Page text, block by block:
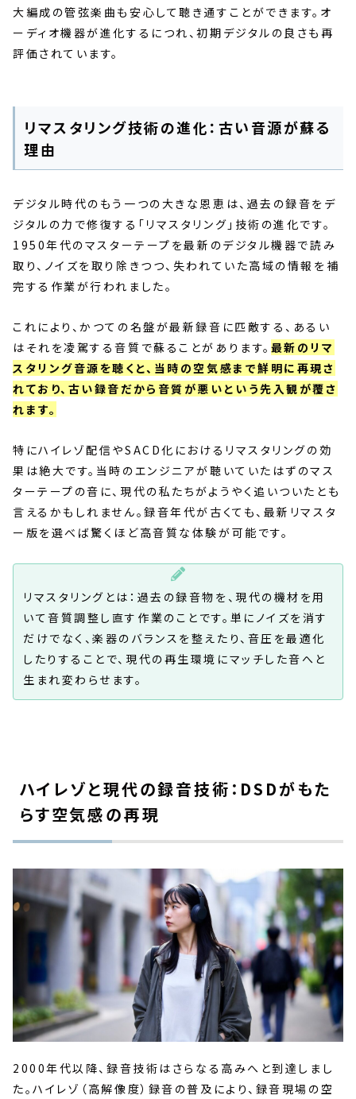
大編成の管弦楽曲も安心して聴き通すことができます。オ
ーディオ機器が進化するにつれ、初期デジタルの良さも再
評価されています。
リマスタリング技術の進化：古い音源が蘇る
理由
デジタル時代のもう一つの大きな恩恵は、過去の録音をデ
ジタルの力で修復する「リマスタリング」技術の進化です。
1950年代のマスターテープを最新のデジタル機器で読み
取り、ノイズを取り除きつつ、失われていた高域の情報を補
完する作業が行われました。
これにより、かつての名盤が最新録音に匹敵する、あるい
はそれを凌駕する音質で蘇ることがあります。 最新のリマ
スタリング音源を聴くと、当時の空気感まで鮮明に再現さ
れており、古い録音だから音質が悪いという先入観が覆さ
れます。
特にハイレゾ配信やSACD化におけるリマスタリングの効
果は絶大です。当時のエンジニアが聴いていたはずのマス
ターテープの音に、現代の私たちがようやく追いついたとも
言えるかもしれません。録音年代が古くても、最新リマスタ
ー版を選べば驚くほど高音質な体験が可能です。
リマスタリングとは：過去の録音物を、現代の機材を用
いて音質調整し直す作業のことです。単にノイズを消す
だけでなく、楽器のバランスを整えたり、音圧を最適化
したりすることで、現代の再生環境にマッチした音へと
生まれ変わらせます。
ハイレゾと現代の録音技術：DSDがもた
らす空気感の再現
2000年代以降、録音技術はさらなる高みへと到達しまし
た。ハイレゾ（高解像度）録音の普及により、録音現場の空